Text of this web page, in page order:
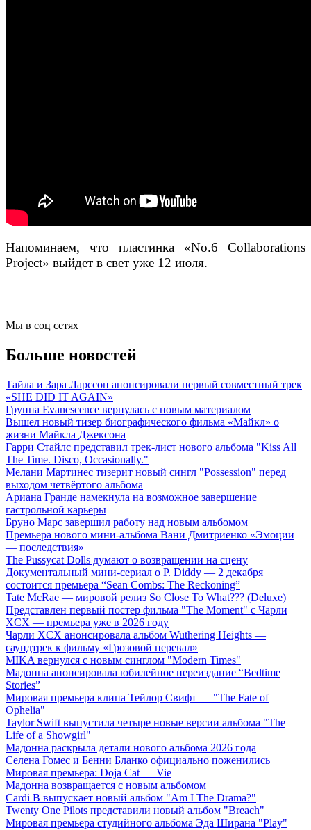
Напоминаем, что пластинка «No.6 Collaborations
Project» выйдет в свет уже 12 июля.
Мы в соц сетях
Больше новостей
Тайла и Зара Ларссон анонсировали первый совместный трек
«SHE DID IT AGAIN»
Группа Evanescence вернулась с новым материалом
Вышел новый тизер биографического фильма «Майкл» о
жизни Майкла Джексона
Гарри Стайлс представил трек-лист нового альбома "Kiss All
The Time. Disco, Occasionally."
Мелани Мартинес тизерит новый сингл "Possession" перед
выходом четвёртого альбома
Ариана Гранде намекнула на возможное завершение
гастрольной карьеры
Бруно Марс завершил работу над новым альбомом
Премьера нового мини-альбома Вани Дмитриенко «Эмоции
— последствия»
The Pussycat Dolls думают о возвращении на сцену
Документальный мини-сериал о P. Diddy — 2 декабря
состоится премьера “Sean Combs: The Reckoning”
Tate McRae — мировой релиз So Close To What??? (Deluxe)
Представлен первый постер фильма "The Moment" с Чарли
XCX — премьера уже в 2026 году
Чарли XCX анонсировала альбом Wuthering Heights —
саундтрек к фильму «Грозовой перевал»
MIKA вернулся с новым синглом "Modern Times"
Мадонна анонсировала юбилейное переиздание “Bedtime
Stories”
Мировая премьера клипа Тейлор Свифт — "The Fate of
Ophelia"
Taylor Swift выпустила четыре новые версии альбома "The
Life of a Showgirl"
Мадонна раскрыла детали нового альбома 2026 года
Селена Гомес и Бенни Бланко официально поженились
Мировая премьера: Doja Cat — Vie
Мадонна возвращается с новым альбомом
Cardi B выпускает новый альбом "Am I The Drama?"
Twenty One Pilots представили новый альбом "Breach"
Мировая премьера студийного альбома Эда Ширана "Play"